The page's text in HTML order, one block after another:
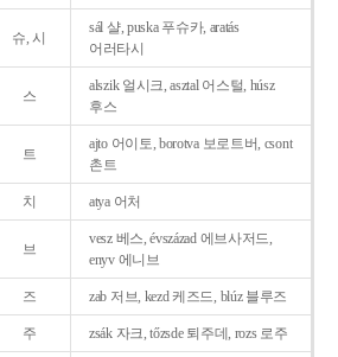
슈, 시
sál 샬, puska 푸슈카, aratás
어러타시
스
alszik 얼시크, asztal 어스털, húsz
후스
트
ajto 어이토, borotva 보로트버, csont
촌트
치 atya 어처
브
vesz 베스, évszázad 에브사저드,
enyv 에니브
즈 zab 저브, kezd 케즈드, blúz 블루즈
주 zsák 자크, tőzsde 퇴주데, rozs 로주